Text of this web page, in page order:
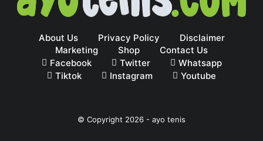
About Us Privacy Policy
Disclaimer
Marketing
Shop
Contact Us
Facebook
Twitter
Whatsapp
Tiktok
Instagram Youtube
© Copyright 2026 - ayo tenis